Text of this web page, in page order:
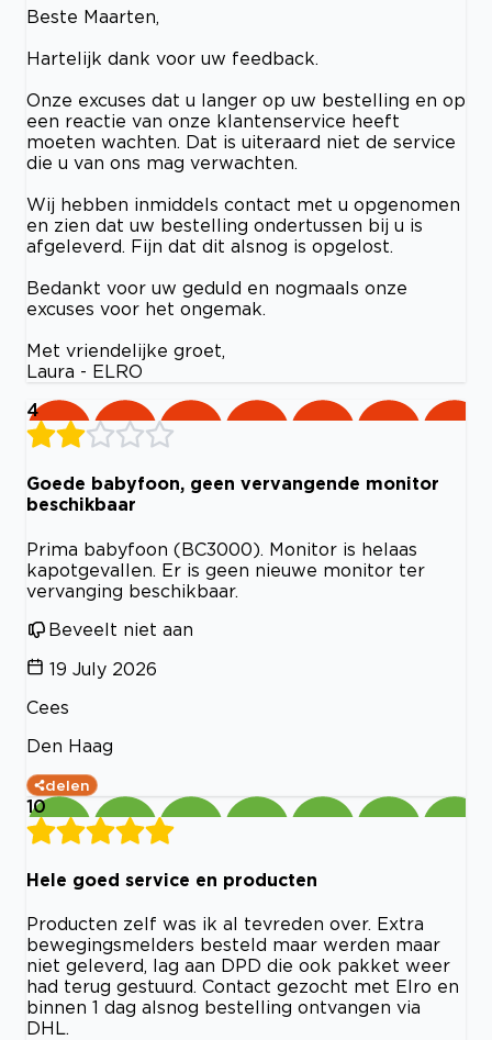
Beste Maarten,
Hartelijk dank voor uw feedback.
Onze excuses dat u langer op uw bestelling en op
een reactie van onze klantenservice heeft
moeten wachten. Dat is uiteraard niet de service
die u van ons mag verwachten.
Wij hebben inmiddels contact met u opgenomen
en zien dat uw bestelling ondertussen bij u is
afgeleverd. Fijn dat dit alsnog is opgelost.
Bedankt voor uw geduld en nogmaals onze
excuses voor het ongemak.
Met vriendelijke groet,
Laura - ELRO
4
Goede babyfoon, geen vervangende monitor
beschikbaar
Prima babyfoon (BC3000). Monitor is helaas
kapotgevallen. Er is geen nieuwe monitor ter
vervanging beschikbaar.
Beveelt niet aan
19 July 2026
Cees
Den Haag
delen
10
Hele goed service en producten
Producten zelf was ik al tevreden over. Extra
bewegingsmelders besteld maar werden maar
niet geleverd, lag aan DPD die ook pakket weer
had terug gestuurd. Contact gezocht met Elro en
binnen 1 dag alsnog bestelling ontvangen via
DHL.